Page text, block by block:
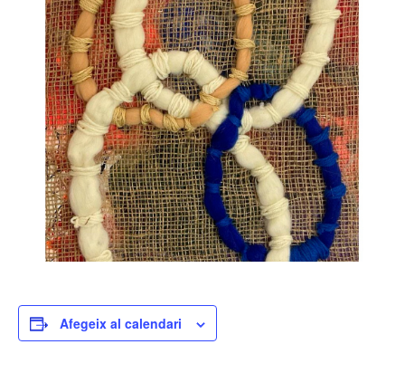
Afegeix al calendari